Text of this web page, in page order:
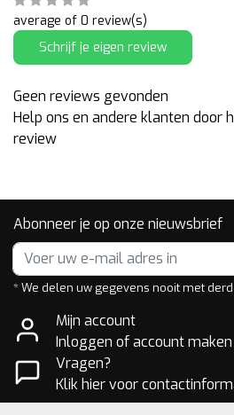
average of 0 review(s)
Schrijf je eigen review
Geen reviews gevonden
Help ons en andere klanten door
review
Abonneer je op onze nieuwsbrief
* We delen uw gegevens nooit met
Mijn account
Inloggen of account maken
Vragen?
Klik hier voor